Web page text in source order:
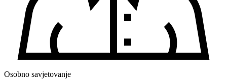
Osobno savjetovanje